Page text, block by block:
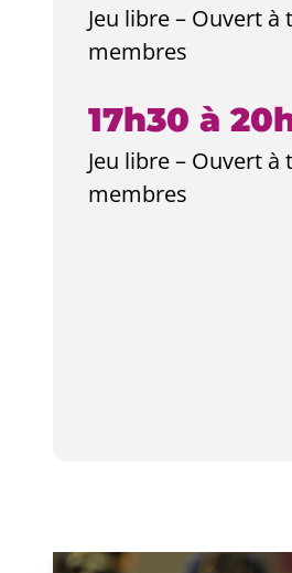
Jeu libre – Ouvert à
membres
17h30 à
Jeu libre – Ouvert à
membres